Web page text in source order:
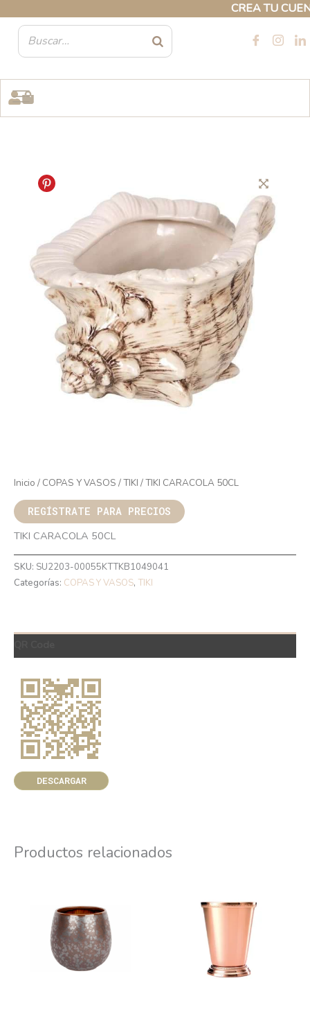
CREA TU
contenido
Inicio / COPAS Y VASOS /TIKI / TIKI CARACOLA 50CL
REGÍSTRATE PARA PRECIOS
TIKI CARACOLA 50CL
SKU: SU2203-00055KTTKB1049041
Categorías: COPAS Y VASOS, TIKI
DESCARGAR
Productos relacionados